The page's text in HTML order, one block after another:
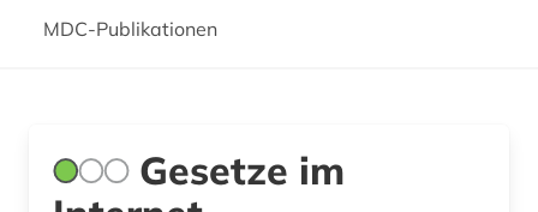
MDC-Publikationen
Gesetze im